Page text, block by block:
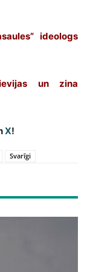
ideologs
un zina
X!
Svarīgi